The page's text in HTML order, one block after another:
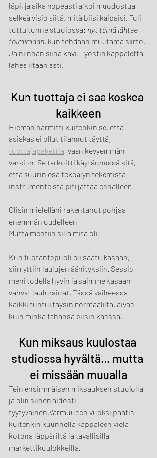
läpi, ja aika nopeasti alkoi muodostua
selkeä visio siitä, mitä biisi kaipaisi. Tuli
tuttu tunne studiossa: nyt tämä lähtee
toimimaan, kun tehdään muutama siirto.
Ja niinhän siinä kävi. Työstin kappaletta
lähes iltaan asti.
Kun tuottaja ei saa koskea
kaikkeen
Hieman harmitti kuitenkin se, että
asiakas ei ollut tilannut täyttä
tuottajapakettia, vaan kevyemmän
version. Se tarkoitti käytännössä sitä,
että suurin osa tekoälyn tekemistä
instrumenteista piti jättää ennalleen.
Olisin mielelläni rakentanut pohjaa
enemmän uudelleen.
Mutta mentiin sillä mitä oli.
Kun tuotantopuoli oli saatu kasaan,
siirryttiin laulujen äänityksiin. Sessio
meni todella hyvin ja saimme kasaan
vahvat lauluraidat. Tässä vaiheessa
kaikki tuntui täysin normaalilta, aivan
kuin minkä tahansa biisin kanssa.
Kun miksaus kuulostaa
studiossa hyvältä… mutta
ei missään muualla
Tein ensimmäisen miksauksen studiolla
ja olin siihen aidosti
tyytyväinen.Varmuuden vuoksi päätin
kuitenkin kuunnella kappaleen vielä
kotona läppäriltä ja tavallisilla
markettikuulokkeilla.